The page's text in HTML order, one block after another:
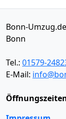
Bonn-Umzug.de
Bonn
Tel.: 01579-
E-Mail: